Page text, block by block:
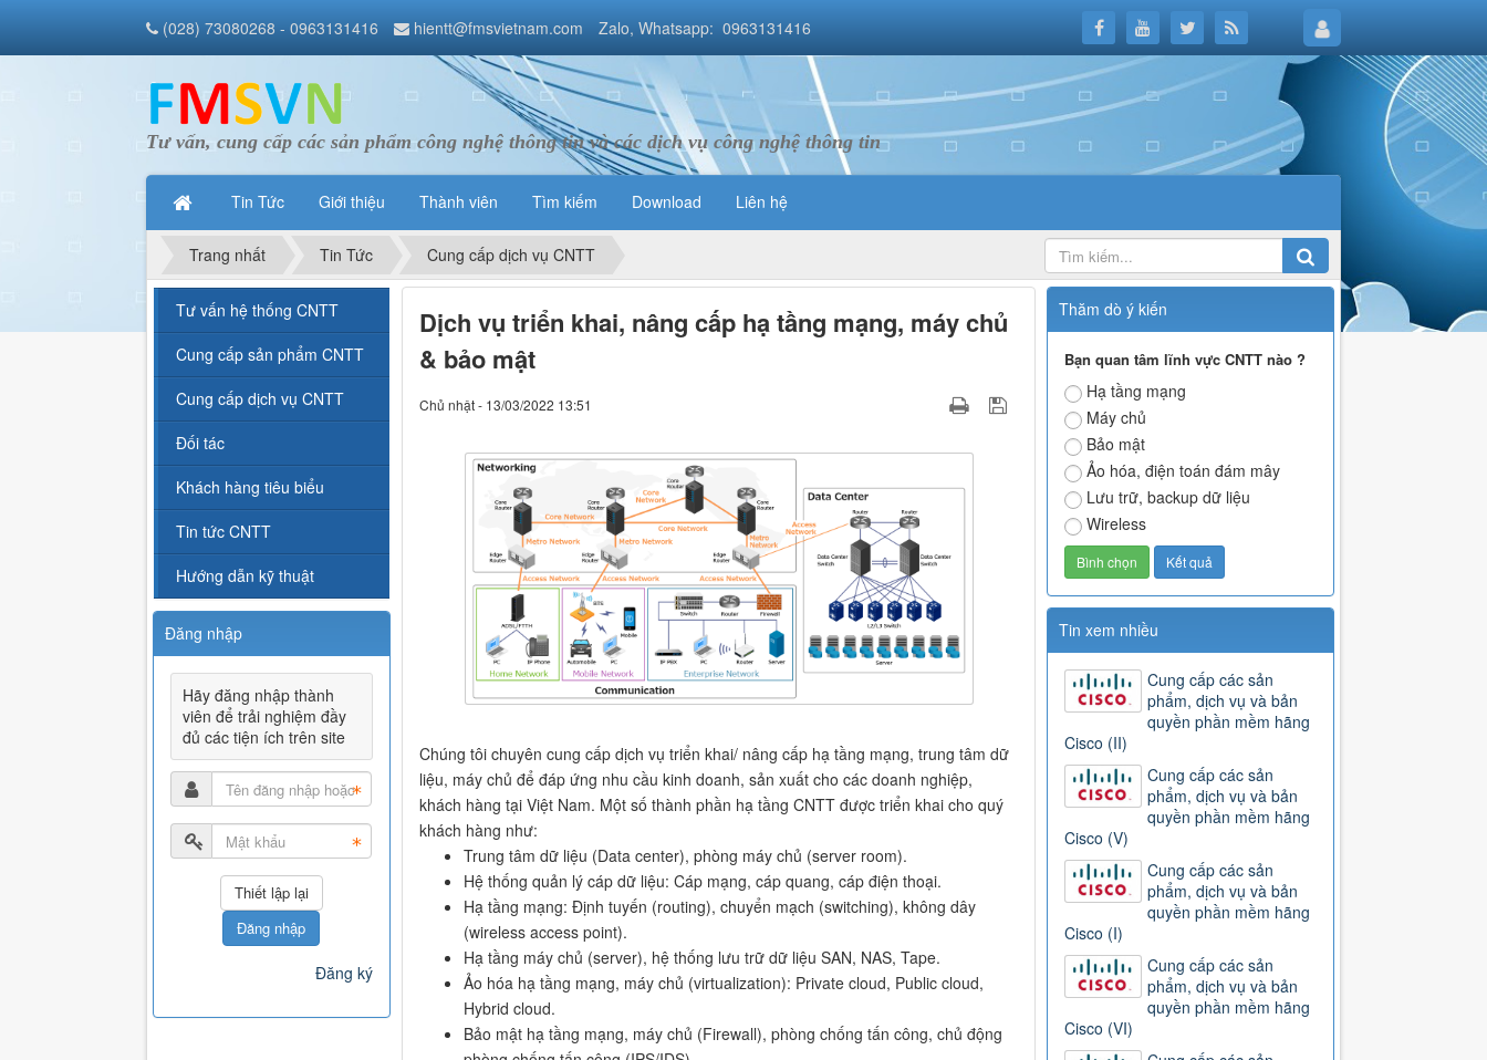
(028) 73080268 - 0963131416 hientt@fmsvietnam.com Zalo, Whatsapp: 0963131416
Tư vấn, cung cấp các sản phẩm công nghệ thông tin và các dịch vụ công nghệ thông tin
Tin Tức Giới thiệu Thành viên Tìm kiếm Download Liên hệ
Trang nhất Tin Tức Cung cấp dịch vụ CNTT
Dịch vụ triển khai, nâng cấp hạ tầng mạng, máy chủ
& bảo mật
Chủ nhật - 13/03/2022 13:51
Chúng tôi chuyên cung cấp dịch vụ triển khai/ nâng cấp hạ tầng mạng, trung tâm dữ
liệu, máy chủ để đáp ứng nhu cầu kinh doanh, sản xuất cho các doanh nghiệp,
khách hàng tại Việt Nam. Một số thành phần hạ tầng CNTT được triển khai cho quý
khách hàng như:
Trung tâm dữ liệu (Data center), phòng máy chủ (server room).
Hệ thống quản lý cáp dữ liệu: Cáp mạng, cáp quang, cáp điện thoại.
Hạ tầng mạng: Định tuyến (routing), chuyển mạch (switching), không dây
(wireless access point).
Hạ tầng máy chủ (server), hệ thống lưu trữ dữ liệu SAN, NAS, Tape.
Ảo hóa hạ tầng mạng, máy chủ (virtualization): Private cloud, Public cloud,
Hybrid cloud.
Bảo mật hạ tầng mạng, máy chủ (Firewall), phòng chống tấn công, chủ động
Thăm dò ý kiến
Bạn quan tâm lĩnh vực CNTT nào ?
Hạ tầng mạng
Máy chủ
Bảo mật
Ảo hóa, điện toán đám mây
Lưu trữ, backup dữ liệu
Wireless
Tin xem nhiều
Cung cấp các sản
phẩm, dịch vụ và bản
quyền phần mềm hãng
Cisco (II)
Cung cấp các sản
phẩm, dịch vụ và bản
quyền phần mềm hãng
Cisco (V)
Cung cấp các sản
phẩm, dịch vụ và bản
quyền phần mềm hãng
Cisco (I)
Cung cấp các sản
phẩm, dịch vụ và bản
quyền phần mềm hãng
Cisco (VI)
Tư vấn hệ thống CNTT
Cung cấp sản phẩm CNTT
Cung cấp dịch vụ CNTT
Đối tác
Khách hàng tiêu biểu
Tin tức CNTT
Hướng dẫn kỹ thuật
Đăng nhập
Hãy đăng nhập thành
viên để trải nghiệm đầy
đủ các tiện ích trên site
Đăng nhập
Đăng ký